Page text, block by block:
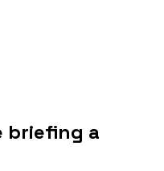
briefing a